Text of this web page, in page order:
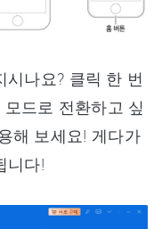
나요? 클릭 한 번
드로 전환하고 싶
해 보세요! 게다가
니다!